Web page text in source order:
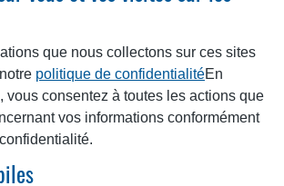
que nous collectons sur ces sites
politique de confidentialitéEn
vous consentez à toutes les actions que
vos informations conformément